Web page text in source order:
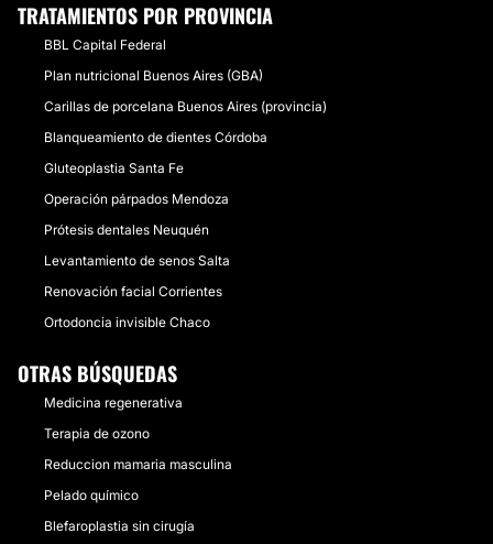
TRATAMIENTOS POR PROVINCIA
BBL Capital Federal
Plan nutricional Buenos Aires (GBA)
Carillas de porcelana Buenos Aires (provincia)
Blanqueamiento de dientes Córdoba
Gluteoplastia Santa Fe
Operación párpados Mendoza
Prótesis dentales Neuquén
Levantamiento de senos Salta
Renovación facial Corrientes
Ortodoncia invisible Chaco
OTRAS BÚSQUEDAS
Medicina regenerativa
Terapia de ozono
Reduccion mamaria masculina
Pelado químico
Blefaroplastia sin cirugía